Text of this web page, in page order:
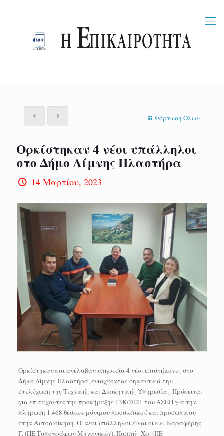
Φόρτωση Όλων
Ορκίστηκαν 4 νέοι υπάλληλοι
στο Δήμο Λίμνης Πλαστήρα
14 Μαρτίου, 2023
Ορκίστηκαν και ανέλαβαν υπηρεσία 4 νέοι επιστήμονες στο
Δήμο Λίμνης Πλαστήρα, ενισχύοντας σημαντικά την
στελέχωση της Τεχνικής και Διοικητικής Υπηρεσίας. Πρόκειται
για επιτυχόντες της προκήρυξης 13Κ/2021 του ΑΣΕΠ για την
πλήρωση 1.468 θέσεων μόνιμου προσωπικού και προσωπικού
στην Αυτοδιοίκηση. Οι νέοι υπάλληλοι είναι οι κ.κ. Καραφέρης
Γ. (ΠΕ Τοπογράφων Μηχανικών), Παππής Χρ. (ΠΕ